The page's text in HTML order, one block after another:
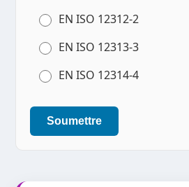
EN ISO 12312-2
EN ISO 12313-3
EN ISO 12314-4
Soumettre